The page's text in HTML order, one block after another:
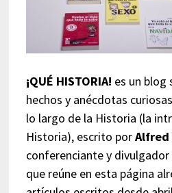
¡QUÉ HISTORIA! es un blog
hechos y anécdotas
lo largo de la Historia (la
Historia), escrito porAlfred
conferenciante y
que reúne en esta página